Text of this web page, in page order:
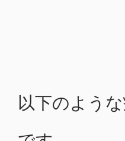
以下のよう